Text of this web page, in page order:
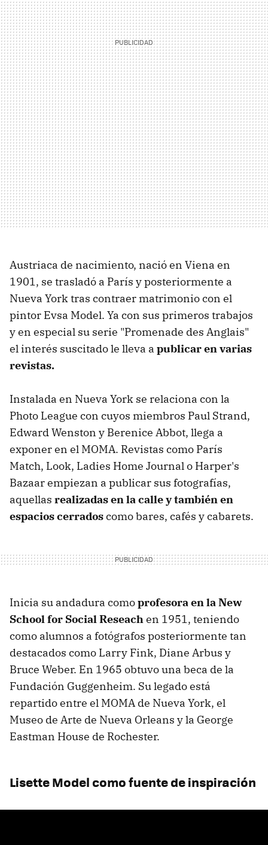
Austriaca de nacimiento, nació en Viena en
1901, se trasladó a París y posteriormente a
Nueva York tras contraer matrimonio con el
pintor Evsa Model. Ya con sus primeros trabajos
y en especial su serie "Promenade des Anglais"
el interés suscitado le lleva a publicar en varias
revistas.
Instalada en Nueva York se relaciona con la
Photo League con cuyos miembros Paul Strand,
Edward Wenston y Berenice Abbot, llega a
exponer en el MOMA. Revistas como París
Match, Look, Ladies Home Journal o Harper's
Bazaar empiezan a publicar sus fotografías,
aquellas realizadas en la calle y también en
espacios cerradoscomo bares, cafés y cabarets.
Inicia su andadura comoprofesora en la New
School for Social Reseachen 1951, teniendo
como alumnos a fotógrafos posteriormente tan
destacados como Larry Fink, Diane Arbus y
Bruce Weber. En 1965 obtuvo una beca de la
Fundación Guggenheim. Su legado está
repartido entre el MOMA de Nueva York, el
Museo de Arte de Nueva Orleans y la George
Eastman House de Rochester.
Lisette Model como fuente de inspiración